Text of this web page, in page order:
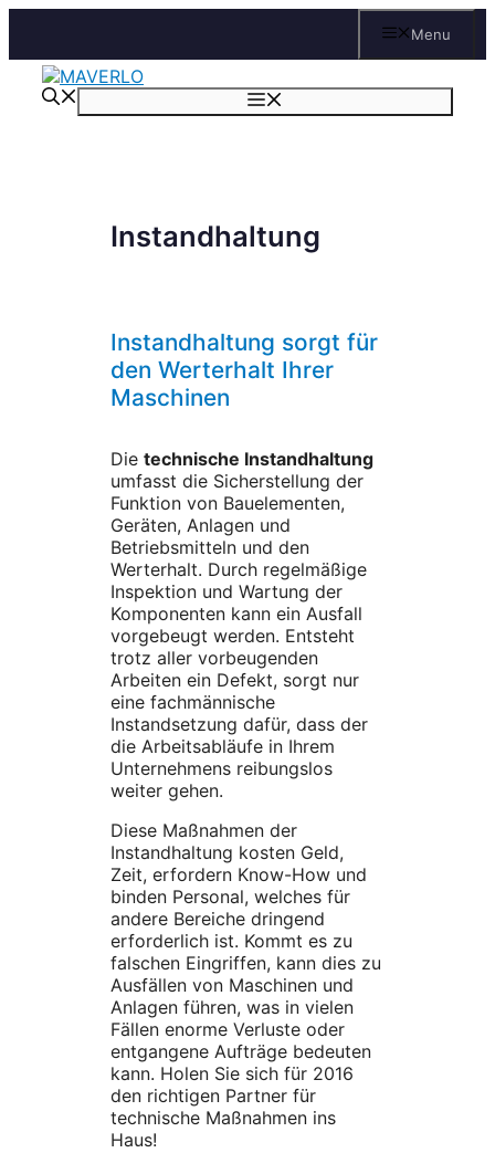
springen
Menu
Instandhaltung
Instandhaltung sorgt für
den Werterhalt Ihrer
Maschinen
Die technische Instandhaltung
umfasst die Sicherstellung der
Funktion von Bauelementen,
Geräten, Anlagen und
Betriebsmitteln und den
Werterhalt. Durch regelmäßige
Inspektion und Wartung der
Komponenten kann ein Ausfall
vorgebeugt werden. Entsteht
trotz aller vorbeugenden
Arbeiten ein Defekt, sorgt nur
eine fachmännische
Instandsetzung dafür, dass der
die Arbeitsabläufe in Ihrem
Unternehmens reibungslos
weiter gehen.
Diese Maßnahmen der
Instandhaltung kosten Geld,
Zeit, erfordern Know-How und
binden Personal, welches für
andere Bereiche dringend
erforderlich ist. Kommt es zu
falschen Eingriffen, kann dies zu
Ausfällen von Maschinen und
Anlagen führen, was in vielen
Fällen enorme Verluste oder
entgangene Aufträge bedeuten
kann. Holen Sie sich für 2016
den richtigen Partner für
technische Maßnahmen ins
Haus!